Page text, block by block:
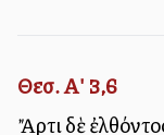
Θεσ. Α' 3,6
Ἄρτι δὲ